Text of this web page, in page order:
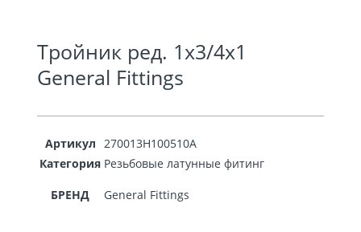
Тройник ред. 1х3/4х1
General Fittings
Артикул 270013H100510A
Категория Резьбовые латунные фитинг
БРЕНД General Fittings